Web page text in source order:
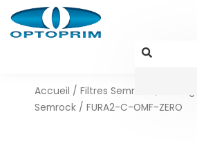
Accueil / Filtres Semrock
Semrock / FURA2-C-OMF-ZERO